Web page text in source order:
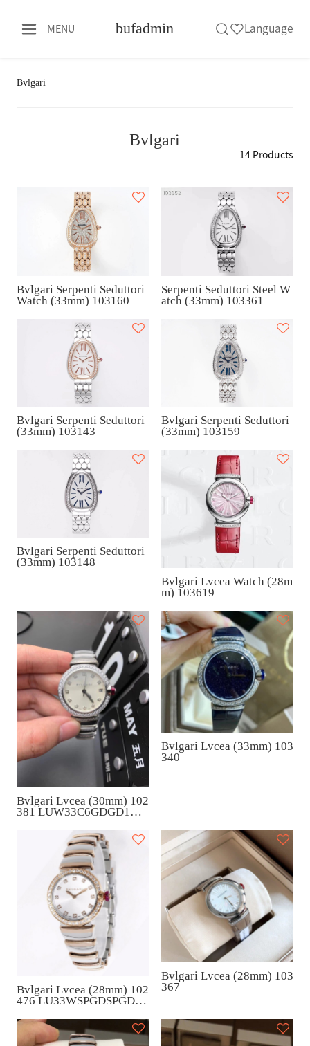
MENU bufadmin Language
Bvlgari
Bvlgari
14 Products
Bvlgari Serpenti Seduttori
Watch (33mm) 103160
Serpenti Seduttori Steel W
atch (33mm) 103361
Bvlgari Serpenti Seduttori
(33mm) 103143
Bvlgari Serpenti Seduttori
(33mm) 103159
Bvlgari Serpenti Seduttori
(33mm) 103148
Bvlgari Lvcea Watch (28m
m) 103619
Bvlgari Lvcea (30mm) 102
381 LUW33C6GDGD1D/1
Bvlgari Lvcea (33mm) 103
340
Bvlgari Lvcea (28mm) 102
476 LU33WSPGDSPGD/1
Bvlgari Lvcea (28mm) 103
367